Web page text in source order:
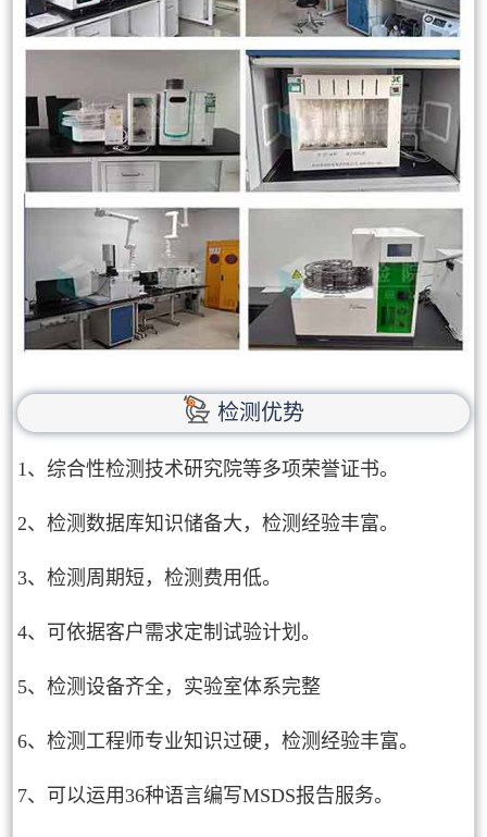
检测优势
1、综合性检测技术研究院等多项荣誉证书。
2、检测数据库知识储备大，检测经验丰富。
3、检测周期短，检测费用低。
4、可依据客户需求定制试验计划。
5、检测设备齐全，实验室体系完整
6、检测工程师专业知识过硬，检测经验丰富。
7、可以运用36种语言编写MSDS报告服务。